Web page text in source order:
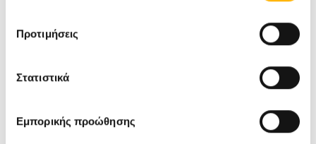
Προτιμήσεις
Στατιστικά
Εμπορικής προώθησης